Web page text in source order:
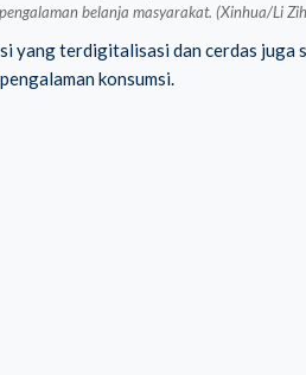
belanja masyarakat. (Xinhua/Li
yang terdigitalisasi dan cerdas juga
konsumsi.